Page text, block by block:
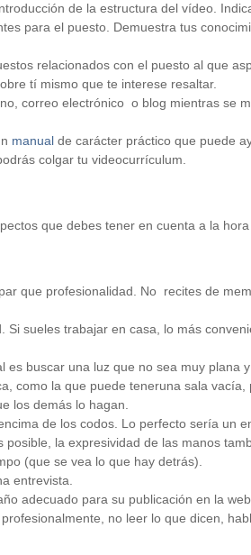
de la estructura del vídeo.
para el puesto. Demuestra tus
relacionados con el puesto al que
tí mismo que te interese resaltar.
correo electrónico o blog mientras se
manual de carácter práctico que puede
colgar tu videocurrículum.
que debes tener en cuenta a la
que profesionalidad. No recites de
sueles trabajar en casa, lo más
buscar una luz que no sea muy plana
como la que puede teneruna sala vacía,
los demás lo hagan.
de los codos. Lo perfecto sería un
la expresividad de las manos
(que se vea lo que hay detrás).
entrevista.
adecuado para su publicación en la
no leer lo que dicen,